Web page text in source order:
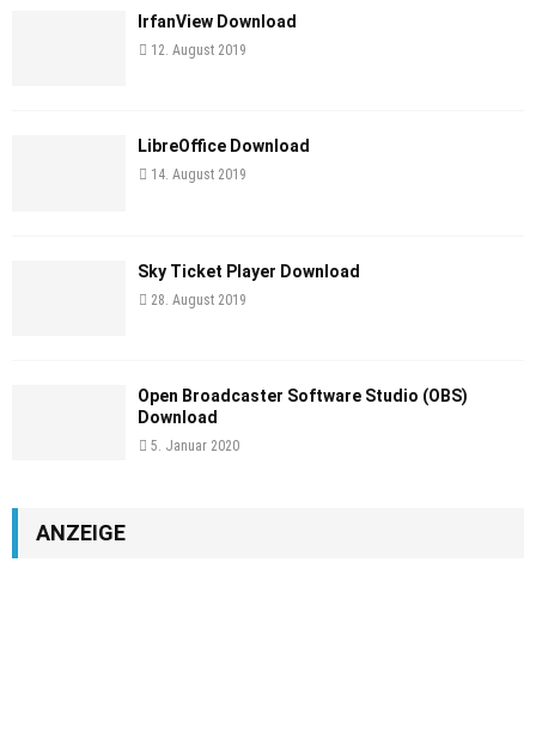
IrfanView Download
12. August 2019
LibreOffice Download
14. August 2019
Sky Ticket Player Download
28. August 2019
Open Broadcaster Software Studio (OBS)
Download
5. Januar 2020
ANZEIGE